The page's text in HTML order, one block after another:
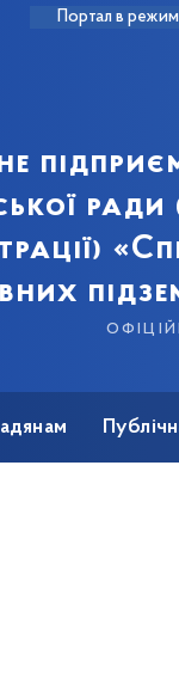
Портал в